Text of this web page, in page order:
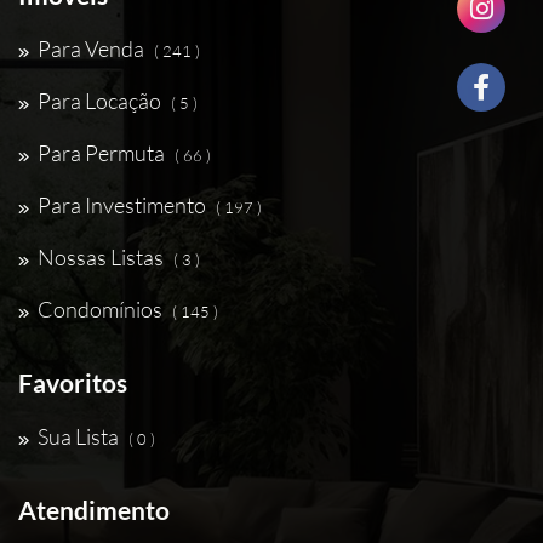
Para Venda ( 241 )
Para Locação ( 5 )
Para Permuta ( 66 )
Para Investimento ( 197 )
Nossas Listas ( 3 )
Condomínios ( 145 )
Favoritos
Sua Lista ( 0 )
Atendimento